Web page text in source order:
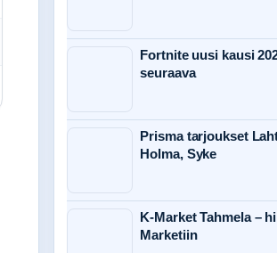
Fortnite uusi kausi
seuraava
Prisma tarjoukset
Holma, Syke
K-Market Tahmela –
Marketiin